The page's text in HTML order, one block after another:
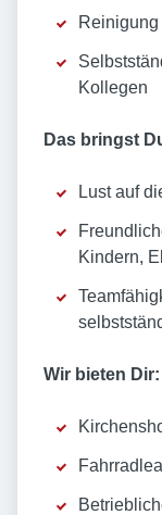
Kollegen
Das bringst
Lust auf
Kindern,
Wir bieten Dir: